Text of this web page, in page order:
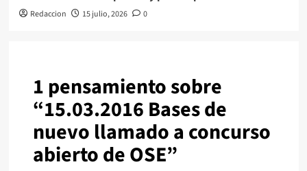
Redaccion 15 julio, 2026 0
1 pensamiento sobre
“15.03.2016 Bases de
nuevo llamado a concurso
abierto de OSE”